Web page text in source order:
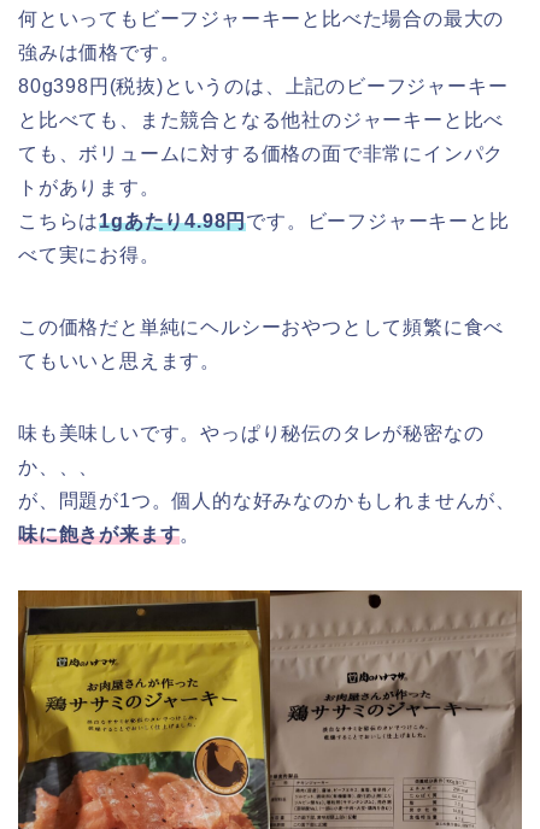
何といってもビーフジャーキーと比べた場合の最大の
強みは価格です。
80g398円(税抜)というのは、上記のビーフジャーキー
と比べても、また競合となる他社のジャーキーと比べ
ても、ボリュームに対する価格の面で非常にインパク
トがあります。
こちらは1gあたり4.98円です。ビーフジャーキーと比
べて実にお得。
この価格だと単純にヘルシーおやつとして頻繁に食べ
てもいいと思えます。
味も美味しいです。やっぱり秘伝のタレが秘密なの
か、、、
が、問題が1つ。個人的な好みなのかもしれませんが、
味に飽きが来ます。